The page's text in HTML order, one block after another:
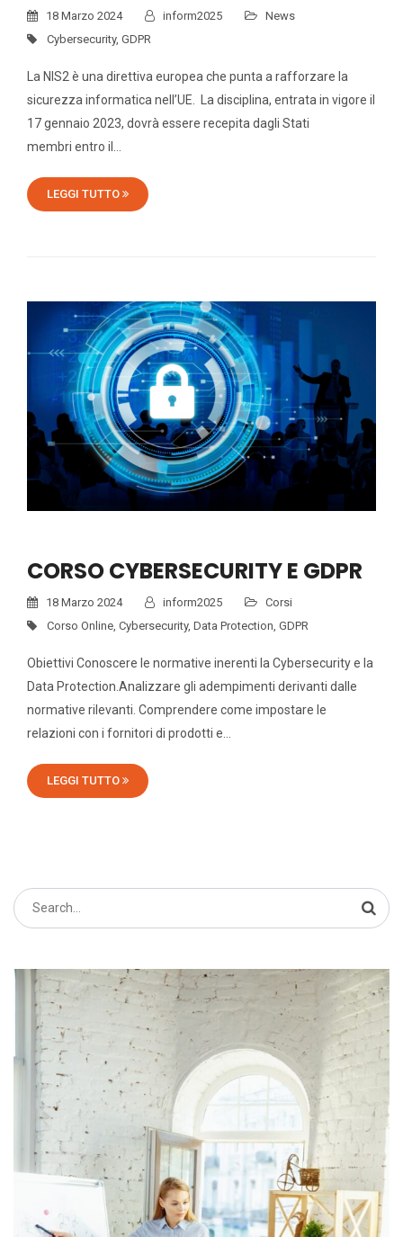
18 Marzo 2024 inform2025
News
Cybersecurity, GDPR
La NIS2 è una direttiva europea che punta a rafforzare la
sicurezza informatica nell’UE. La disciplina, entrata in vigore il
17 gennaio 2023, dovrà essere recepita dagli Stati
membri entro il…
LEGGI TUTTO
CORSO CYBERSECURITY E GDPR
18 Marzo 2024 inform2025
Corsi
Corso Online Cybersecurity, Data Protection GDPR
Obiettivi Conoscere le normative inerenti la Cybersecurity e la
Data Protection.Analizzare gli adempimenti derivanti dalle
normative rilevanti. Comprendere come impostare le
relazioni con i fornitori di prodotti e…
LEGGI TUTTO
Search
for: